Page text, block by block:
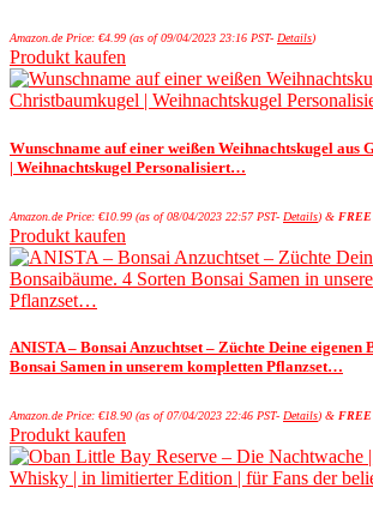
Amazon.de Price: €4.99 (as of 09/04/2023 23:16 PST- Details)
Produkt kaufen
Wunschname auf einer weißen Weihnachtskugel aus
| Weihnachtskugel Personalisiert…
Amazon.de Price: €10.99 (as of 08/04/2023 22:57 PST- Details) &
Produkt kaufen
ANISTA – Bonsai Anzuchtset – Züchte Deine eigenen
Bonsai Samen in unserem kompletten Pflanzset…
Amazon.de Price: €18.90 (as of 07/04/2023 22:46 PST- Details) &
Produkt kaufen